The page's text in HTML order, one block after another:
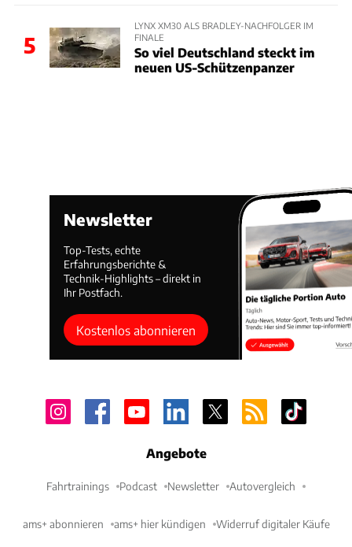
5
LYNX XM30 ALS BRADLEY-NACHFOLGER IM
FINALE
So viel Deutschland steckt im
neuen US-Schützenpanzer
Newsletter
Top-Tests, echte
Erfahrungsberichte &
Technik-Highlights – direkt in
Ihr Postfach.
Kostenlos abonnieren
Angebote
Fahrtrainings Podcast Newsletter Autovergleich
ams+ abonnieren ams+ hier kündigen Widerruf digitaler Käufe